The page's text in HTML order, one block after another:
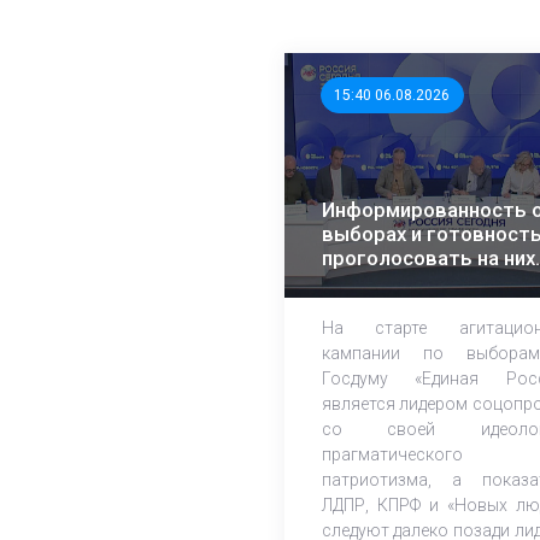
15:40 06.08.2026
Информированность
выборах и готовность
проголосовать на них
растет – эксперты
На старте
кампании по
Госдуму «Единая
является лидером
со своей
прагматического
патриотизма, а
ЛДПР, КПРФ и «Новых
следуют далеко позади